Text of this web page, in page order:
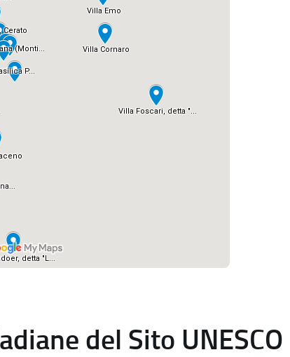
del Sito UNESCO